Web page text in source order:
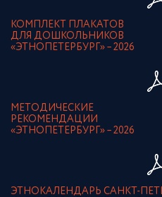
КОМПЛЕКТ ПЛАКАТОВ
ДЛЯ ДОШКОЛЬНИКОВ
«ЭТНОПЕТЕРБУРГ» – 2026
МЕТОДИЧЕСКИЕ
РЕКОМЕНДАЦИИ
«ЭТНОПЕТЕРБУРГ» – 2026
ЭТНОКАЛЕНДАРЬ САНКТ-